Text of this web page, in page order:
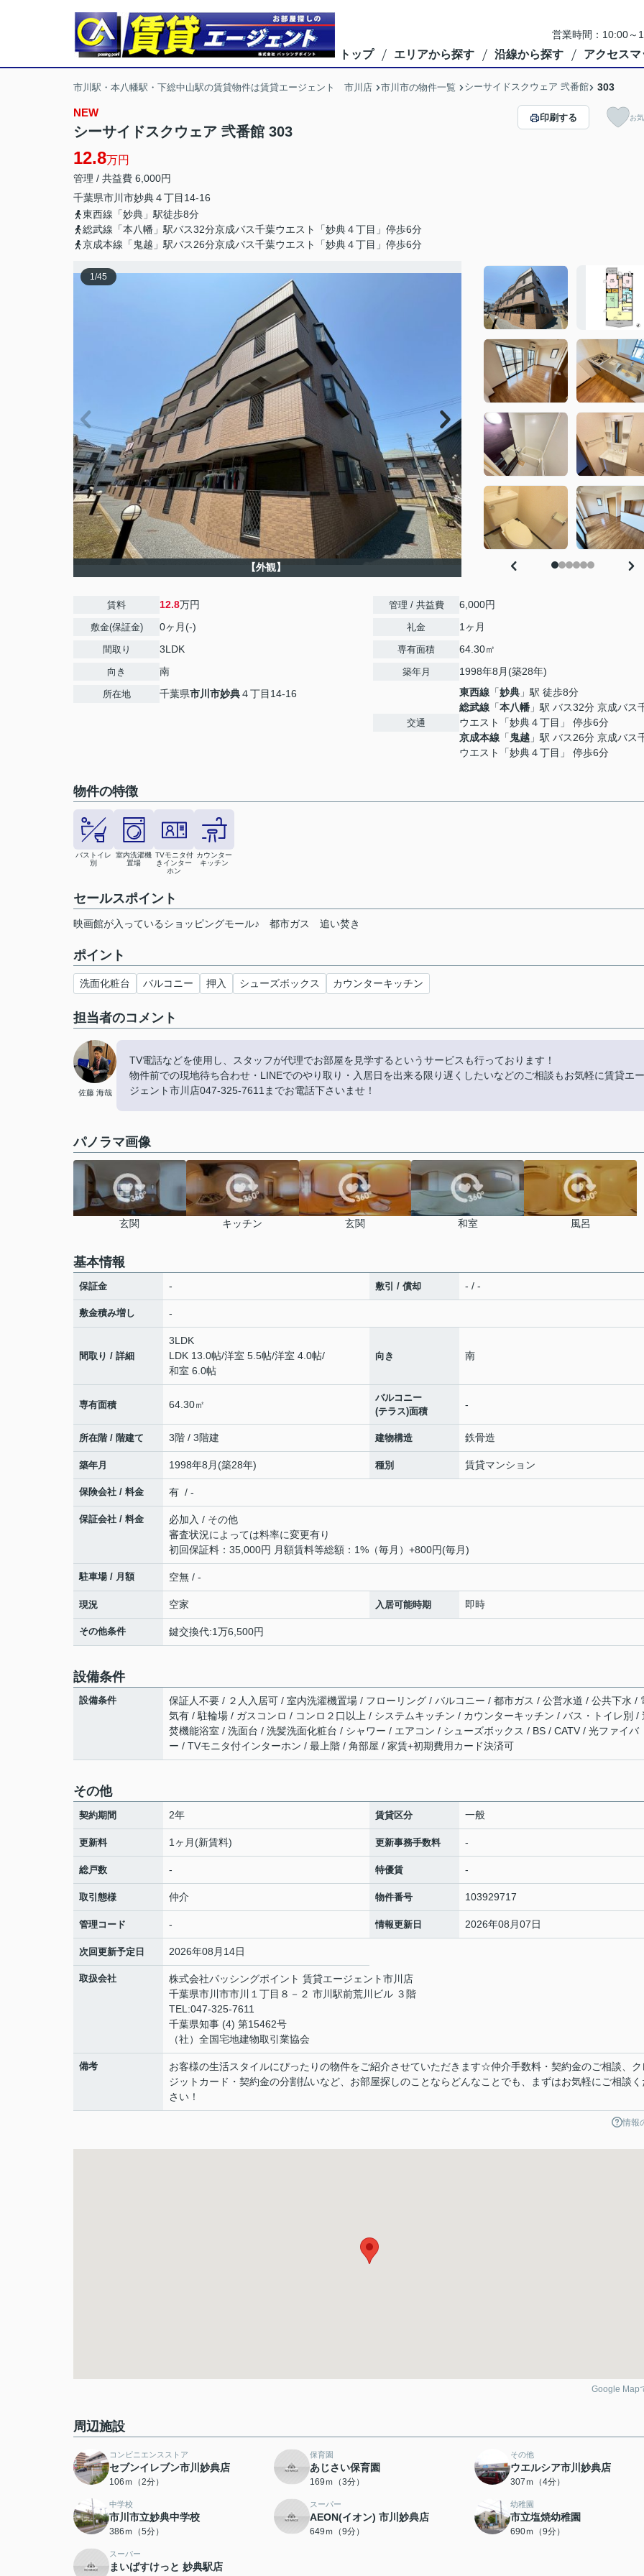
営業時間：10:00～
トップ エリアから探す 沿線から探す アクセスマ
市川駅・本八幡駅・下総中山駅の賃貸物件は賃貸エージェント 市川店 市川市の物件一覧 シーサイドスクウェア 弐番館 303
NEW
シーサイドスクウェア 弐番館 303
12.8万円
管理 / 共益費 6,000円
千葉県市川市妙典４丁目14-16
東西線「妙典」駅徒歩8分
総武線「本八幡」駅バス32分京成バス千葉ウエスト「妙典４丁目」停歩6分
京成本線「鬼越」駅バス26分京成バス千葉ウエスト「妙典４丁目」停歩6分
印刷する お
1/45
【外観】
賃料 12.8万円
敷金(保証金) 0ヶ月(-)
間取り 3LDK
向き 南
所在地 千葉県市川市妙典４丁目14-16
管理 / 共益費 6,000円
礼金 1ヶ月
専有面積 64.30㎡
築年月 1998年8月(築28年)
交通
東西線 「妙典 」駅 徒歩8分
総武線 「本八幡 」駅 バス32分 京成バス
ウエスト「妙典４丁目」 停歩6分
京成本線 「 鬼越 」駅 バス26分 京成バス
ウエスト「妙典４丁目」 停歩6分
物件の特徴
バストイレ
別
室内洗濯機
置場
TVモニタ付
きインター
ホン
カウンター
キッチン
セールスポイント
映画館が入っているショッピングモール♪ 都市ガス 追い焚き
ポイント
洗面化粧台 バルコニー 押入 シューズボックス カウンターキッチン
担当者のコメント
佐藤 海哉
TV電話などを使用し、スタッフが代理でお部屋を見学するというサービスも行っております！
物件前での現地待ち合わせ・LINEでのやり取り・入居日を出来る限り遅くしたいなどのご相談もお気軽に賃貸エー
ジェント市川店047-325-7611までお電話下さいませ！
パノラマ画像
玄関 キッチン 玄関 和室 風呂
基本情報
保証金 - 敷引 / 償却 - / -
敷金積み増し -
間取り / 詳細
3LDK
LDK 13.0帖/洋室 5.5帖/洋室 4.0帖/
和室 6.0帖
向き 南
専有面積 64.30㎡
バルコニー
(テラス)面積
-
所在階 / 階建て 3階 / 3階建 建物構造 鉄骨造
築年月 1998年8月(築28年) 種別 賃貸マンション
保険会社 / 料金 有 / -
保証会社 / 料金
必加入 / その他
審査状況によっては料率に変更有り
初回保証料：35,000円 ⽉額賃料等総額：1%（毎月）+800円(毎月)
駐車場 / 月額 空無 / -
現況 空家 入居可能時期 即時
その他条件 鍵交換代:1万6,500円
設備条件
設備条件
保証人不要 / ２人入居可 / 室内洗濯機置場 / フローリング / バルコニー / 都市ガス / 公営水道 / 公共下水 /
気有 / 駐輪場 / ガスコンロ / コンロ２口以上 / システムキッチン / カウンターキッチン / バス・トイレ別 /
焚機能浴室 / 洗面台 / 洗髪洗面化粧台 / シャワー / エアコン / シューズボックス / BS / CATV / 光ファイバ
ー / TVモニタ付インターホン / 最上階 / 角部屋 / 家賃+初期費用カード決済可
その他
契約期間 2年 賃貸区分 一般
更新料 1ヶ月(新賃料) 更新事務手数料 -
総戸数 - 特優賃 -
取引態様 仲介 物件番号 103929717
管理コード - 情報更新日 2026年08月07日
次回更新予定日 2026年08月14日
取扱会社
株式会社パッシングポイント 賃貸エージェント市川店
千葉県市川市市川１丁目８－２ 市川駅前荒川ビル ３階
TEL:047-325-7611
千葉県知事 (4) 第15462号
（社）全国宅地建物取引業協会
備考
お客様の生活スタイルにぴったりの物件をご紹介させていただきます☆仲介手数料・契約金のご相談、ク
ジットカード・契約金の分割払いなど、お部屋探しのことならどんなことでも、まずはお気軽にご相談く
さい！
情報
Google Map
周辺施設
コンビニエンスストア
セブンイレブン市川妙典店
106ｍ（2分）
保育園
あじさい保育園
169ｍ（3分）
その他
ウエルシア市川妙典店
307ｍ（4分）
中学校
市川市立妙典中学校
386ｍ（5分）
スーパー
AEON(イオン) 市川妙典店
649ｍ（9分）
幼稚園
市立塩焼幼稚園
690ｍ（9分）
スーパー
まいばすけっと 妙典駅店